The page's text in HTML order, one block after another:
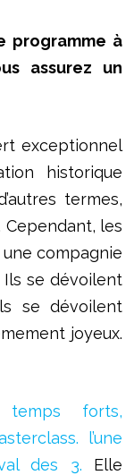
programme à
assurez un
exceptionnel
historique
termes,
les
compagnie
Ils se dévoilent
se dévoilent
joyeux.
temps forts,
l’une
des 3. Elle